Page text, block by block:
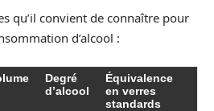
qu’il convient de connaître pour
d’alcool :
Degré
d’alcool
Équivalence
en verres
standards